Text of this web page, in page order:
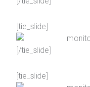
[tie_slide]
[/tie_slide]
[tie_slide]